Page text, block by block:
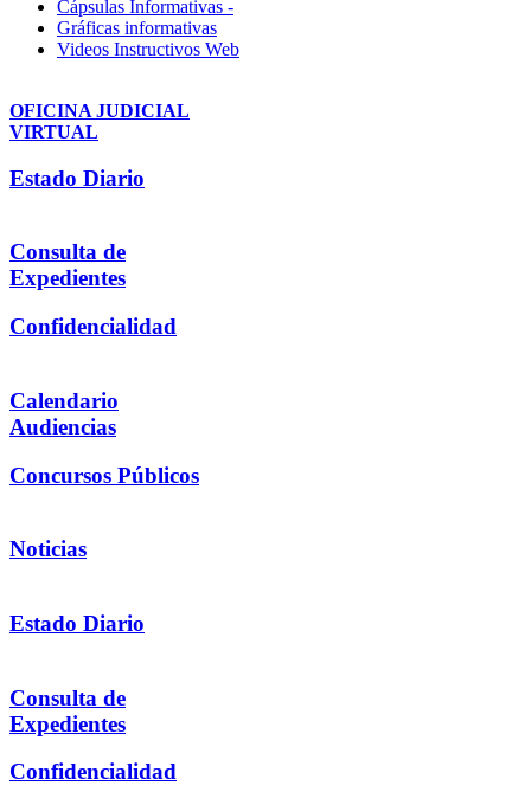
Cápsulas Informativas -
Gráficas informativas
Videos Instructivos Web
OFICINA JUDICIAL
VIRTUAL
Estado Diario
Consulta de
Expedientes
Confidencialidad
Calendario
Audiencias
Concursos Públicos
Noticias
Estado Diario
Consulta de
Expedientes
Confidencialidad